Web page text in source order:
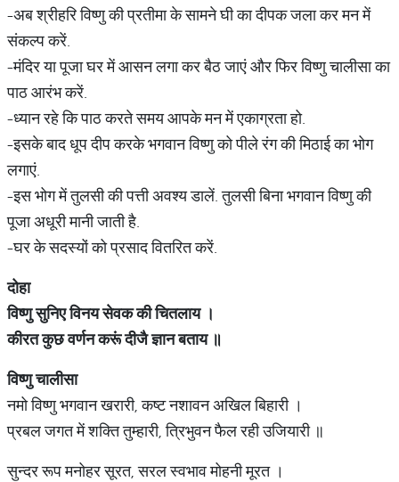
-अब श्रीहरि विष्णु की प्रतीमा के सामने घी का दीपक जला कर मन में
संकल्प करें.
-मंदिर या पूजा घर में आसन लगा कर बैठ जाएं और फिर विष्णु चालीसा का
पाठ आरंभ करें.
-ध्यान रहे कि पाठ करते समय आपके मन में एकाग्रता हो.
-इसके बाद धूप दीप करके भगवान विष्णु को पीले रंग की मिठाई का भोग
लगाएं.
-इस भोग में तुलसी की पत्ती अवश्य डालें. तुलसी बिना भगवान विष्णु की
पूजा अधूरी मानी जाती है.
-घर के सदस्यों को प्रसाद वितरित करें.
दोहा
विष्णुसुनिएविनयसेवककीचितलाय ।
कीरतकुछवर्णनकरूंदीजैज्ञानबताय ॥
विष्णुचालीसा
नमो विष्णु भगवान खरारी, कष्ट नशावन अखिल बिहारी ।
प्रबल जगत में शक्ति तुम्हारी, त्रिभुवन फैल रही उजियारी ॥
सुन्दर रूप मनोहर सूरत, सरल स्वभाव मोहनी मूरत ।